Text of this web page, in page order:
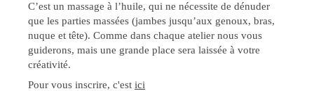
C’est un massage à l’huile, qui ne nécessite de dénuder
que les parties massées (jambes jusqu’aux genoux, bras,
nuque et tête). Comme dans chaque atelier nous vous
guiderons, mais une grande place sera laissée à votre
créativité.
Pour vous inscrire, c'est ici